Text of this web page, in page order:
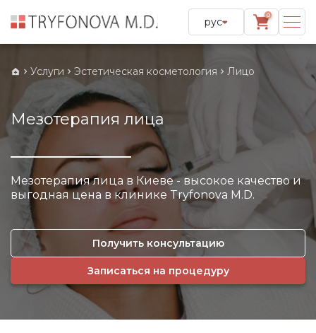
рус
0
Услуги Эстетическая косметология Лицо
Мезотерапия лица
Мезотерапия лица в Киеве - высокое качество и
выгодная цена в клинике Tryfonova M.D.
Получить консультацию
Записаться на процедуру